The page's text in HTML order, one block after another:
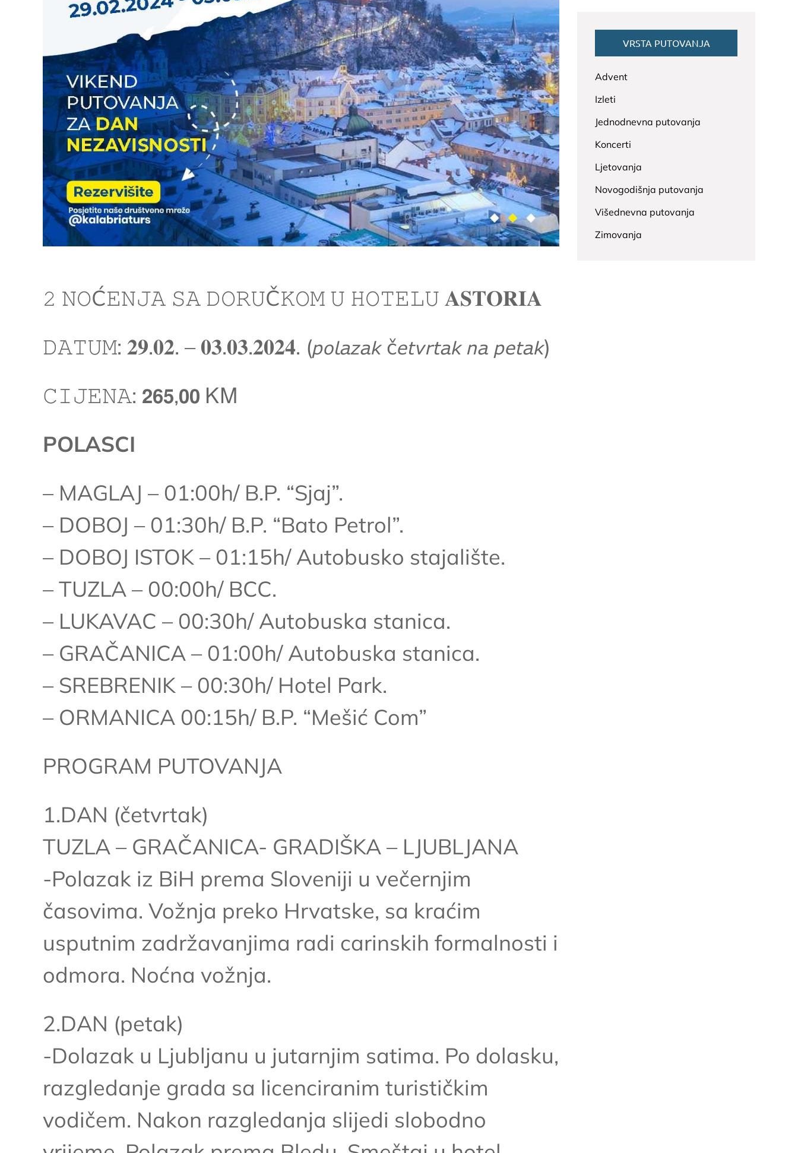
𝟸 𝙽𝙾Ć𝙴𝙽𝙹𝙰 𝚂𝙰 𝙳𝙾𝚁𝚄Č𝙺𝙾𝙼 𝚄 𝙷𝙾𝚃𝙴𝙻𝚄 𝐀𝐒𝐓𝐎𝐑𝐈𝐀
𝙳𝙰𝚃𝚄𝙼: 𝟐𝟗.𝟎𝟐. – 𝟎𝟑.𝟎𝟑.𝟐𝟎𝟐𝟒. (𝘱𝘰𝘭𝘢𝘻𝘢𝘬 č𝘦𝘵𝘷𝘳𝘵𝘢𝘬 𝘯𝘢 𝘱𝘦𝘵𝘢𝘬)
𝙲𝙸𝙹𝙴𝙽𝙰: 𝟮𝟲𝟱,𝟬𝟬 ᏦᎷ
POLASCI
– MAGLAJ – 01:00h/ B.P. “Sjaj”.
– DOBOJ – 01:30h/ B.P. “Bato Petrol”.
– DOBOJ ISTOK – 01:15h/ Autobusko stajalište.
– TUZLA – 00:00h/ BCC.
– LUKAVAC – 00:30h/ Autobuska stanica.
– GRAČANICA – 01:00h/ Autobuska stanica.
– SREBRENIK – 00:30h/ Hotel Park.
– ORMANICA 00:15h/ B.P. “Mešić Com”
PROGRAM PUTOVANJA
1.DAN (četvrtak)
TUZLA – GRAČANICA- GRADIŠKA – LJUBLJANA
-Polazak iz BiH prema Sloveniji u večernjim
časovima. Vožnja preko Hrvatske, sa kraćim
usputnim zadržavanjima radi carinskih formalnosti i
odmora. Noćna vožnja.
2.DAN (petak)
-Dolazak u Ljubljanu u jutarnjim satima. Po dolasku,
razgledanje grada sa licenciranim turističkim
vodičem. Nakon razgledanja slijedi slobodno
VRSTA PUTOVANJA
Advent
Izleti
Jednodnevna putovanja
Koncerti
Ljetovanja
Novogodišnja putovanja
Višednevna putovanja
Zimovanja